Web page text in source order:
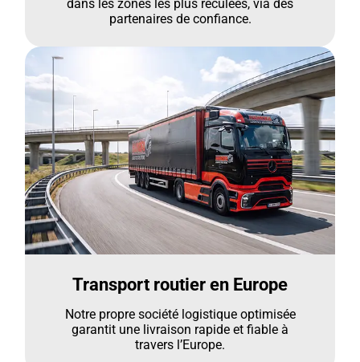
dans les zones les plus reculées, via des
partenaires de confiance.
Transport routier en Europe
Notre propre société logistique optimisée
garantit une livraison rapide et fiable à
travers l’Europe.